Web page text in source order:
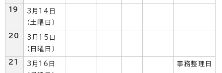
19
3月14日
（土曜日）
20
3月15日
（日曜日）
21
3月16日
事務整理日